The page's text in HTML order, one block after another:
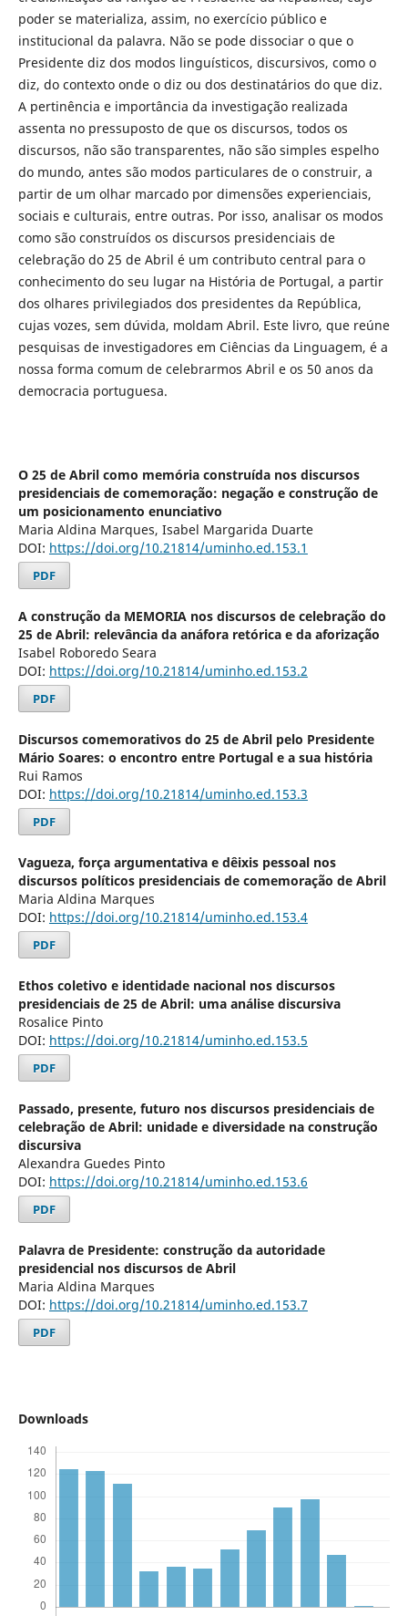
poder se materializa, assim, no exercício público e
institucional da palavra. Não se pode dissociar o que o
Presidente diz dos modos linguísticos, discursivos, como o
diz, do contexto onde o diz ou dos destinatários do que diz.
A pertinência e importância da investigação realizada
assenta no pressuposto de que os discursos, todos os
discursos, não são transparentes, não são simples espelho
do mundo, antes são modos particulares de o construir, a
partir de um olhar marcado por dimensões experienciais,
sociais e culturais, entre outras. Por isso, analisar os modos
como são construídos os discursos presidenciais de
celebração do 25 de Abril é um contributo central para o
conhecimento do seu lugar na História de Portugal, a partir
dos olhares privilegiados dos presidentes da República,
cujas vozes, sem dúvida, moldam Abril. Este livro, que reúne
pesquisas de investigadores em Ciências da Linguagem, é a
nossa forma comum de celebrarmos Abril e os 50 anos da
democracia portuguesa.
O 25 de Abril como memória construída nos discursos
presidenciais de comemoração: negação e construção de
um posicionamento enunciativo
Maria Aldina Marques, Isabel Margarida Duarte
DOI: https://doi.org/10.21814/uminho.ed.153.1
PDF
A construção da MEMORIA nos discursos de celebração do
25 de Abril: relevância da anáfora retórica e da aforização
Isabel Roboredo Seara
DOI: https://doi.org/10.21814/uminho.ed.153.2
PDF
Discursos comemorativos do 25 de Abril pelo Presidente
Mário Soares: o encontro entre Portugal e a sua história
Rui Ramos
DOI: https://doi.org/10.21814/uminho.ed.153.3
PDF
Vagueza, força argumentativa e dêixis pessoal nos
discursos políticos presidenciais de comemoração de Abril
Maria Aldina Marques
DOI: https://doi.org/10.21814/uminho.ed.153.4
PDF
Ethos coletivo e identidade nacional nos discursos
presidenciais de 25 de Abril: uma análise discursiva
Rosalice Pinto
DOI: https://doi.org/10.21814/uminho.ed.153.5
PDF
Passado, presente, futuro nos discursos presidenciais de
celebração de Abril: unidade e diversidade na construção
discursiva
Alexandra Guedes Pinto
DOI: https://doi.org/10.21814/uminho.ed.153.6
PDF
Palavra de Presidente: construção da autoridade
presidencial nos discursos de Abril
Maria Aldina Marques
DOI: https://doi.org/10.21814/uminho.ed.153.7
PDF
Downloads